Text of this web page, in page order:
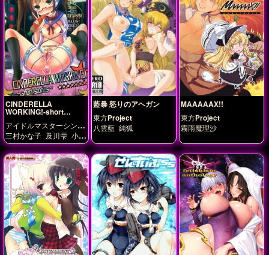
CINDERELLA
WORKING!-short
アイドルマスターシンデ
レラガールズ
三村かな子 及川雫 小早
川紗枝 島村卯月 市原仁
奈 成宮由愛 池袋晶葉
神崎蘭子 青木明 龍崎
薫
藍暴 怒りのアヘガン
東方Project
八雲藍 純狐
MAAAAAX!!
東方Project
霧雨魔理沙